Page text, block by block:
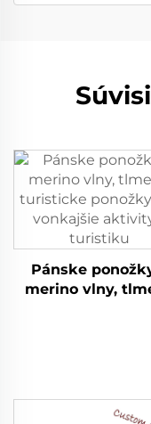
Pánske
merino vlny,